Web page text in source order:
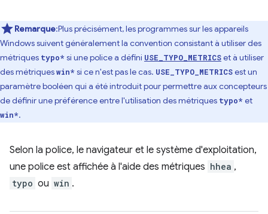
Remarque:Plus précisément, les programmes sur les appareils
Windows suivent généralement la convention consistant à utiliser des
métriques typo* si une police a défini USE_TYPO_METRICSet à utiliser
des métriqueswin* si ce n'est pas le cas. USE_TYPO_METRICSest un
paramètre booléen qui a été introduit pour permettre aux concepteurs
de définir une préférence entre l'utilisation des métriques typo* et
win*.
Selon la police, le navigateur et le système d'exploitation,
une police est affichée à l'aide des métriques hhea ,
typo ou win .